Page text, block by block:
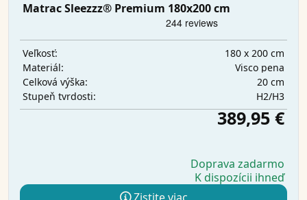
Matrac Sleezzz® Premium 180x200 cm
Veľkosť:
180 x 200 cm
Materiál:
Visco pena
Celková výška:
20 cm
Stupeň tvrdosti:
H2/H3
389,95 €
Doprava zadarmo
K dispozícii ihneď